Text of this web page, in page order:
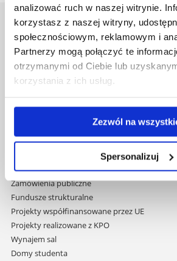
analizować ruch w naszej witrynie.
korzystasz z naszej witryny,
społecznościowym, reklamowym i
Partnerzy mogą połączyć te
otrzymanymi od Ciebie lub
korzystania z ich usług.
Zezwól na
Spersonalizuj
Uniwersytet Rzeszowski
Al. Tadeusza Rejtana 16C
35-959 Rzeszów
Pomiń
do
Polityka prywatności
Covid info
Praca na UR
Zamówienia publiczne
Fundusze strukturalne
Projekty współfinansowane przez UE
Projekty realizowane z KPO
Wynajem sal
Domy studenta